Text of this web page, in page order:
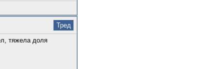
Тред
тяжела доля